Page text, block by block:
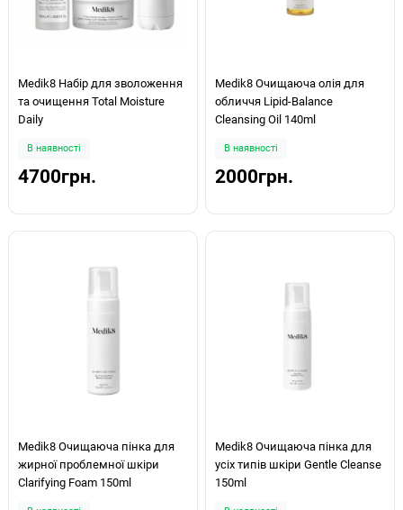
Medik8 Набір для зволоження
та очищення Total Moisture
Daily
В наявності
4700грн.
Medik8 Очищаюча олія для
обличчя Lipid-Balance
Cleansing Oil 140ml
В наявності
2000грн.
Medik8 Очищаюча пінка для
жирної проблемної шкіри
Clarifying Foam 150ml
Medik8 Очищаюча пінка для
усіх типів шкіри Gentle Cleanse
150ml